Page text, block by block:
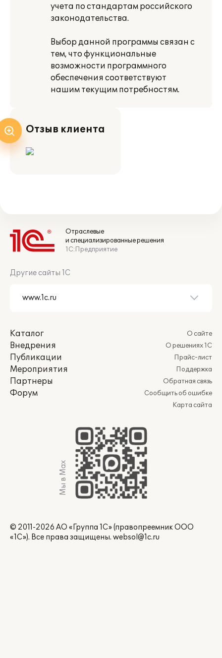
учета по стандартам российского
законодательства.
Выбор данной программы связан с
тем, что функциональные
возможности программного
обеспечения соответствуют
нашим текущим потребностям.
Отзыв клиента
Отраслевые
и специализированные решения
1С:Предприятие
Другие сайты 1С
Каталог
Внедрения
Публикации
Мероприятия
Партнеры
Форум
О сайте
О решениях 1С
Прайс-лист
Поддержка
Обратная связь
Сообщить об ошибке
Карта сайта
Мы в Max
© 2011-2026 АО «Группа 1С» (правопреемник ООО
«1С»). Все права защищены. websol@1c.ru